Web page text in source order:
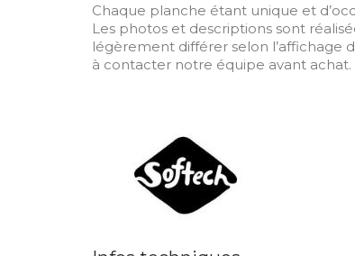
Chaque planche étant unique et
Les photos et descriptions sont
légèrement différer selon l’affichage
à contacter notre équipe avant achat.